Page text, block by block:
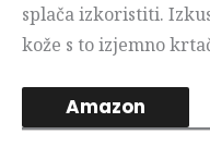
splača izkoristiti.
kože s to izjemno
Amazon